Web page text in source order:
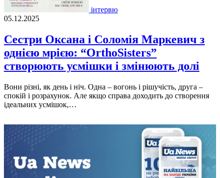
інтервю
05.12.2025
Сестри Оксана і Соломія Маркевич з
однією мрією: “OrthoSisters”
створюють усмішки і змінюють долі
Вони різні, як день і ніч. Одна – вогонь і рішучість, друга –
спокій і розрахунок. Але якщо справа доходить до створення
ідеальних усмішок,…